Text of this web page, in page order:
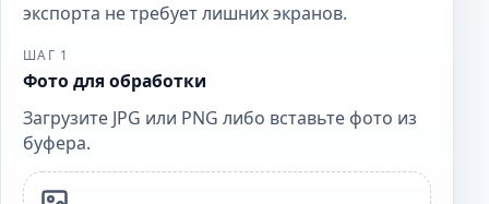
экспорта не требует лишних экранов.
ШАГ 1
Фото для обработки
Загрузите JPG или PNG либо вставьте фото из
буфера.